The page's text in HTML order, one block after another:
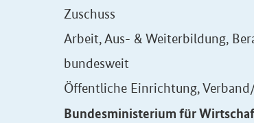
Zuschuss
Arbeit, Aus- & Weiterbildung,
bundesweit
Öffentliche Einrichtung,
Bundesministerium für